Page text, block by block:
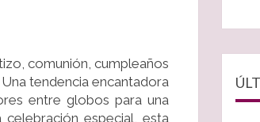
comunión, cumpleaños
tendencia encantadora
entre globos para una
especial, esta